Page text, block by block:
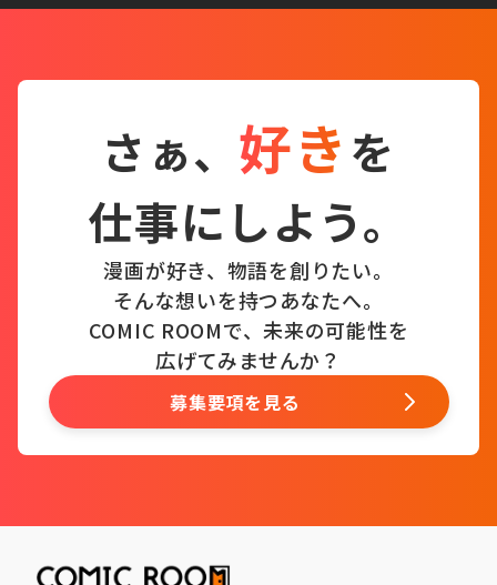
さぁ、 好きを
仕事にしよう。
漫画が好き、物語を創りたい。
そんな想いを持つあなたへ。
COMIC ROOMで、未来の可能性を
広げてみませんか？
募集要項を見る